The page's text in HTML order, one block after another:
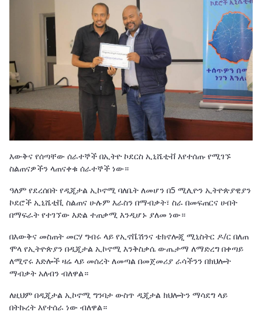
እውቅና የሰጣቸው ሰራተኞች በኢትዮ ኮደርስ ኢኒሼቲቭ እየተሰጡ የሚገኙ
ስልጠናዎችን ላጠናቀቁ ሰራተኞች ነው።
ዓለም የደረሰበት የዲጂታል ኢኮኖሚ ባለቤት ለመሆን በ5 ሚሊዮን ኢትዮጵያዊያን
ኮደሮች ኢኒሼቲቪ ስልጠና ሁሉም እራስን በማብቃት፣ ስራ በመፍጠርና ሀብት
በማፍራት የተገኘው እድል ተጠቃሚ እንዲሆኑ ያለመ ነው።
በእውቅና መስጠት መርሃ ግብሩ ላይ የኢኖቬሽንና ቴክኖሎጂ ሚኒስትር ዶ/ር በለጠ
ሞላ የኢትዮጵያን በዲጂታል ኢኮኖሚ እንቅስቃሴ ውጤታማ ለማድረግ በቀጣይ
ለሚኖሩ እድሎች ዛሬ ላይ መሰረት ለመጣል በመጀመሪያ ራሳችንን በክህሎት
ማብቃት አለብን ብለዋል።
ለዚህም በዲጂታል ኢኮኖሚ ግንባታ ውስጥ ዲጂታል ክህሎትን ማሳደግ ላይ
በትኩረት እየተሰራ ነው ብለዋል።